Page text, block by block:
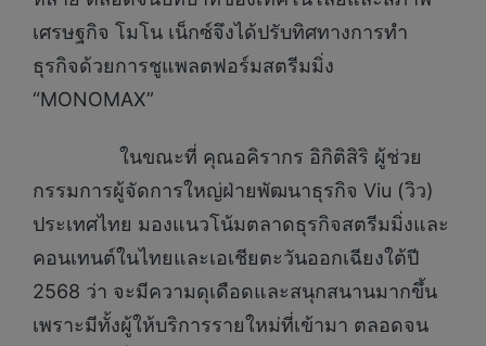
เศรษฐกิจ โมโน เน็กซ์จึงได้ปรับทิศทางการทำ
ธุรกิจด้วยการชูแพลตฟอร์มสตรีมมิ่ง
“MONOMAX”
ในขณะที่ คุณอคิรากร อิกิติสิริ ผู้ช่วย
กรรมการผู้จัดการใหญ่ฝ่ายพัฒนาธุรกิจ Viu (วิว)
ประเทศไทย มองแนวโน้มตลาดธุรกิจสตรีมมิ่งและ
คอนเทนต์ในไทยและเอเชียตะวันออกเฉียงใต้ปี
2568 ว่า จะมีความดุเดือดและสนุกสนานมากขึ้น
เพราะมีทั้งผู้ให้บริการรายใหม่ที่เข้ามา ตลอดจน